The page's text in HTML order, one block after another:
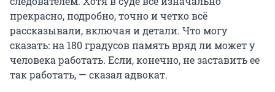
прекрасно, подробно, точно и четко всё
рассказывали, включая и детали. Что могу
сказать: на 180 градусов память вряд ли может у
человека работать. Если, конечно, не заставить ее
так работать, — сказал адвокат.